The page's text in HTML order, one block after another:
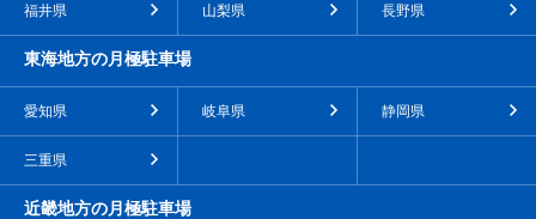
福井県 山梨県 長野県
東海地方の月極駐車場
愛知県 岐阜県 静岡県
三重県
近畿地方の月極駐車場